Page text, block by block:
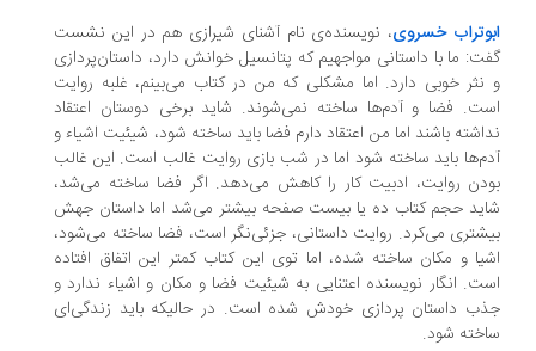
خسروی، نویسنده‌ی نام آشنای شیرازی هم در این نشست
ما با داستانی مواجهیم که پتانسیل خوانش دارد، داستان‌پردازی
خوبی دارد. اما مشکلی که من در کتاب می‌بینم، غلبه روایت
فضا و آدم‌ها ساخته نمی‌شوند. شاید برخی دوستان اعتقاد
باشند اما من اعتقاد دارم فضا باید ساخته شود، شیئیت اشیاء و
باید ساخته شود اما در شب بازی روایت غالب است. این غالب
روایت، ادبیت کار را کاهش می‌دهد. اگر فضا ساخته می‌شد،
حجم کتاب ده یا بیست صفحه بیشتر می‌شد اما داستان جهش
می‌کرد. روایت داستانی، جزئی‌نگر است، فضا ساخته می‌شود،
و مکان ساخته شده، اما توی این کتاب کمتر این اتفاق افتاده
انگار نویسنده اعتنایی به شیئیت فضا و مکان و اشیاء ندارد و
داستان پردازی خودش شده است. در حالیکه باید زندگی‌ای
شود.